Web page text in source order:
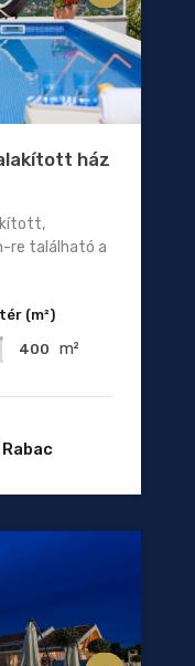
ház
re található a
(m²)
400 m²